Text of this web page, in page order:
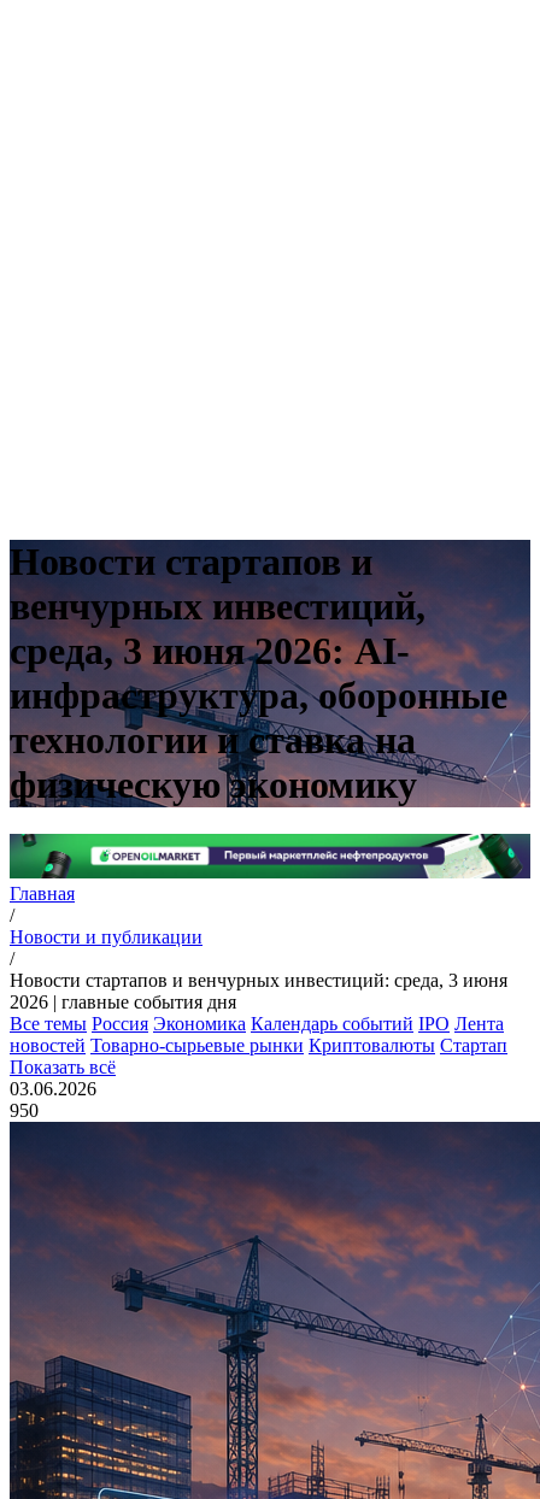
Новости стартапов и
венчурных инвестиций,
среда, 3 июня 2026: AI-
инфраструктура, оборонные
технологии и ставка на
физическую экономику
Главная
/
Новости и публикации
/
Новости стартапов и венчурных инвестиций: среда, 3 июня
2026 | главные события дня
Все темы Россия Экономика Календарь событий IPO Лента
новостей Товарно-сырьевые рынки Криптовалюты Стартап
Показать всё
03.06.2026
950